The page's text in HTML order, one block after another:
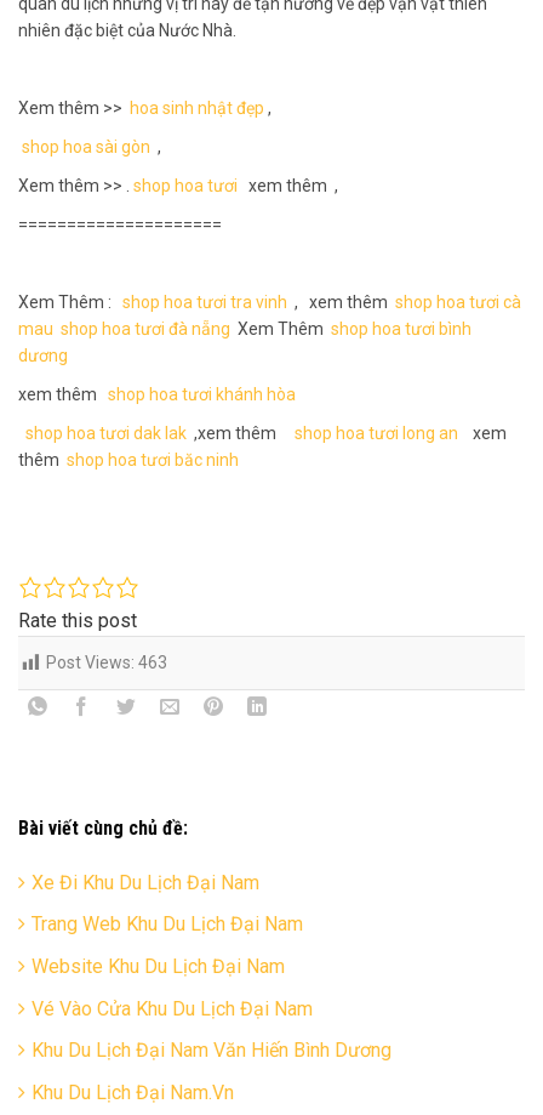
quan du lịch những vị trí này để tận hưởng vẻ đẹp vạn vật thiên
nhiên đặc biệt của Nước Nhà.
Xem thêm >> hoa sinh nhật đẹp ,
shop hoa sài gòn ,
Xem thêm >> . shop hoa tươi xem thêm ,
=====================
Xem Thêm : shop hoa tươi tra vinh , xem thêm shop hoa tươi cà
mau shop hoa tươi đà nẵng Xem Thêm shop hoa tươi bình
dương
xem thêm shop hoa tươi khánh hòa
shop hoa tươi dak lak ,xem thêm shop hoa tươi long an xem
thêm shop hoa tươi băc ninh
Rate this post
Post Views: 463
Bài viết cùng chủ đề:
Xe Đi Khu Du Lịch Đại Nam
Trang Web Khu Du Lịch Đại Nam
Website Khu Du Lịch Đại Nam
Vé Vào Cửa Khu Du Lịch Đại Nam
Khu Du Lịch Đại Nam Văn Hiến Bình Dương
Khu Du Lịch Đại Nam.Vn